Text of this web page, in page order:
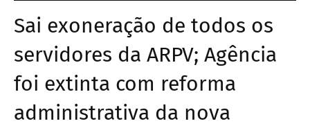
Sai exoneração de todos os
servidores da ARPV; Agência
foi extinta com reforma
administrativa da nova